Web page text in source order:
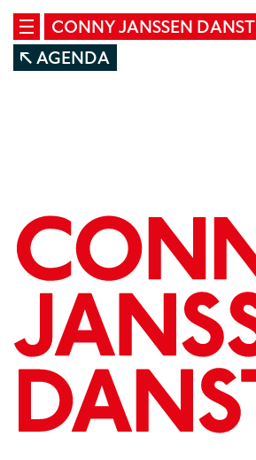
CONNY JANSSEN DANST
AGENDA